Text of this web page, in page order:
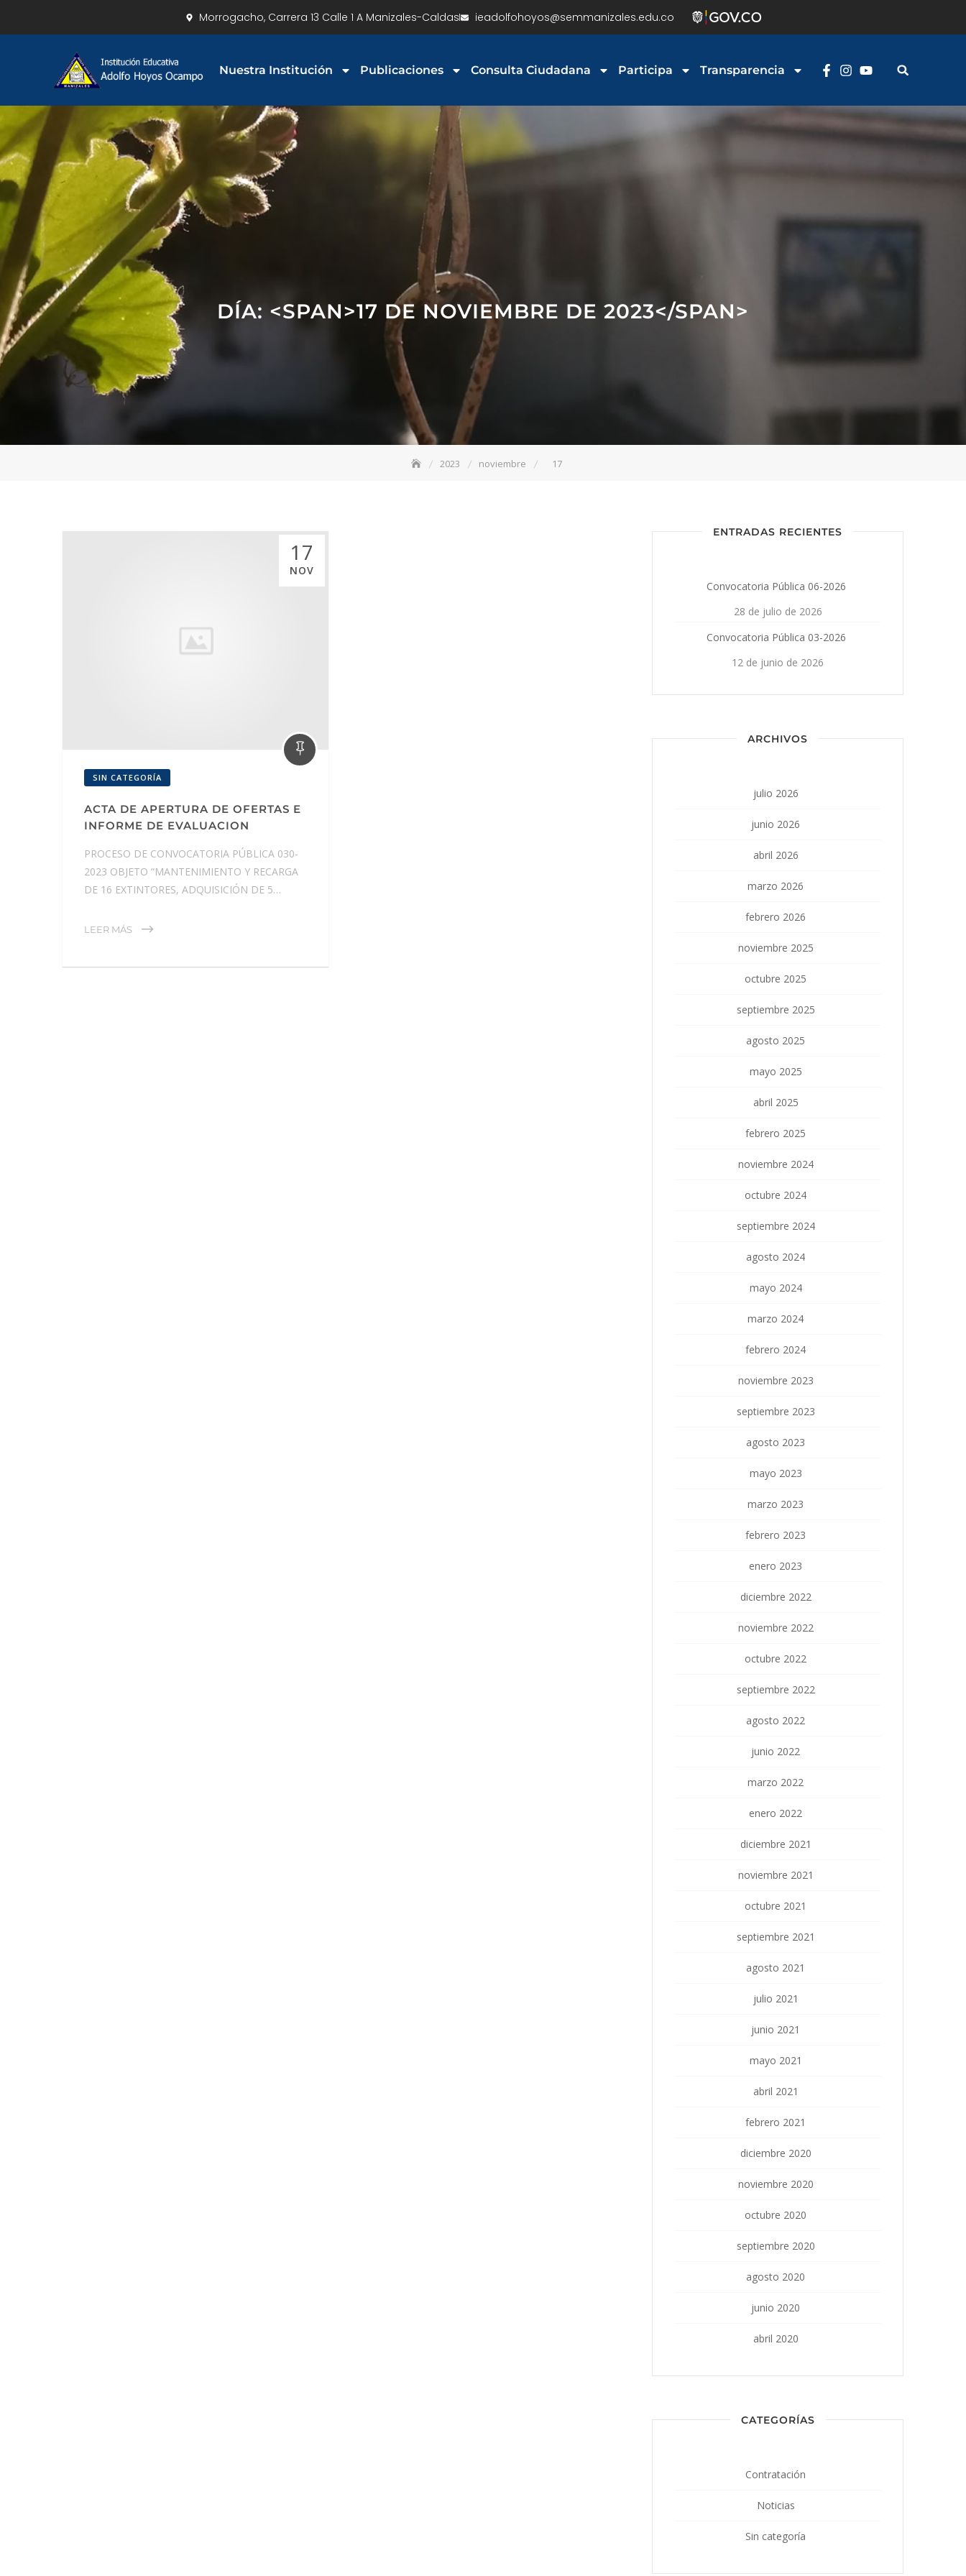
Morrogacho, Carrera 13 Calle 1 A Manizales-Caldas ieadolfohoyos@semmanizales.edu.co
Nuestra Institución Publicaciones Consulta Ciudadana Participa Transparencia
DÍA: <SPAN>17 DE NOVIEMBRE DE 2023</SPAN>
2023 noviembre 17
17
NOV
SIN CATEGORÍA
ACTA DE APERTURA DE OFERTAS E
INFORME DE EVALUACION
PROCESO DE CONVOCATORIA PÚBLICA 030-
2023 OBJETO “MANTENIMIENTO Y RECARGA
DE 16 EXTINTORES, ADQUISICIÓN DE 5…
LEER MÁS
ENTRADAS RECIENTES
Convocatoria Pública 06-2026
28 de julio de 2026
Convocatoria Pública 03-2026
12 de junio de 2026
ARCHIVOS
julio 2026
junio 2026
abril 2026
marzo 2026
febrero 2026
noviembre 2025
octubre 2025
septiembre 2025
agosto 2025
mayo 2025
abril 2025
febrero 2025
noviembre 2024
octubre 2024
septiembre 2024
agosto 2024
mayo 2024
marzo 2024
febrero 2024
noviembre 2023
septiembre 2023
agosto 2023
mayo 2023
marzo 2023
febrero 2023
enero 2023
diciembre 2022
noviembre 2022
octubre 2022
septiembre 2022
agosto 2022
junio 2022
marzo 2022
enero 2022
diciembre 2021
noviembre 2021
octubre 2021
septiembre 2021
agosto 2021
julio 2021
junio 2021
mayo 2021
abril 2021
febrero 2021
diciembre 2020
noviembre 2020
octubre 2020
septiembre 2020
agosto 2020
junio 2020
abril 2020
CATEGORÍAS
Contratación
Noticias
Sin categoría